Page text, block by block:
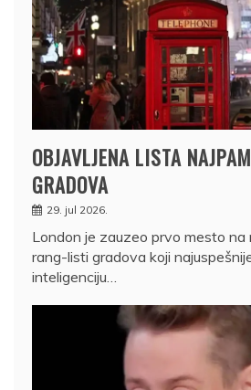
OBJAVLJENA LISTA
GRADOVA
29. jul 2026.
London je zauzeo prvo mesto
rang-listi gradova koji
inteligenciju…